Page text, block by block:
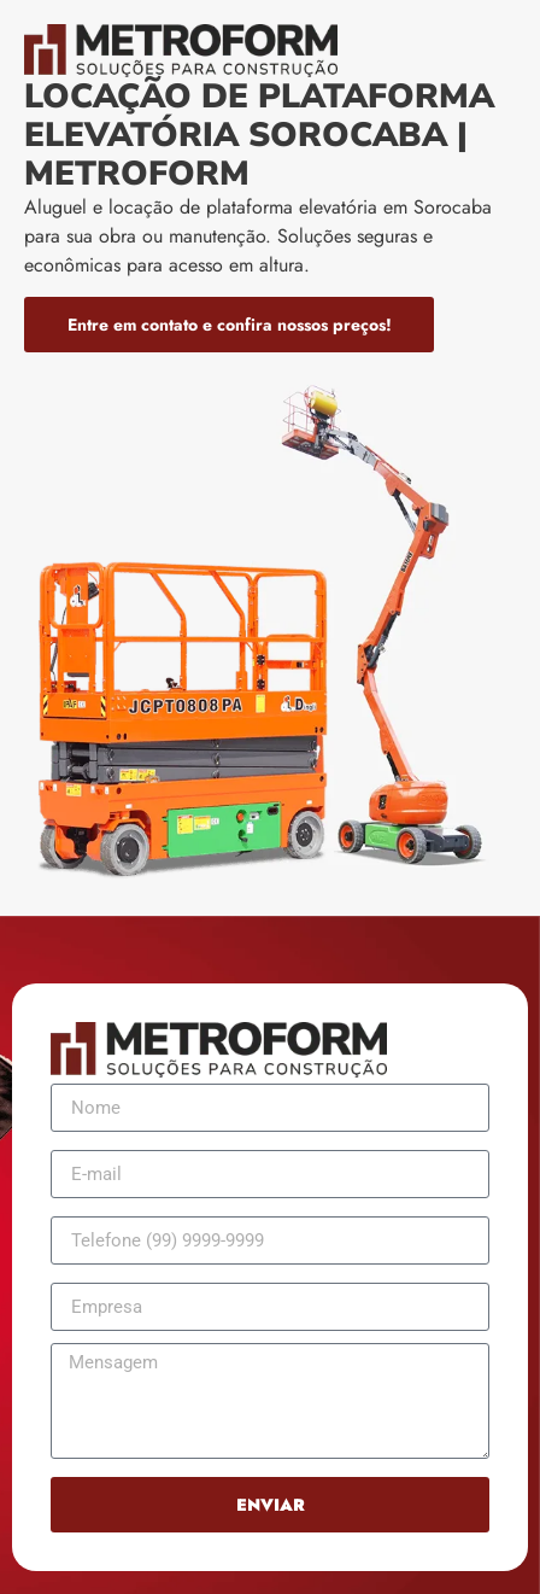
LOCAÇÃO DE PLATAFORMA
ELEVATÓRIA SOROCABA |
METROFORM
Aluguel e locação de plataforma elevatória em Sorocaba
para sua obra ou manutenção. Soluções seguras e
econômicas para acesso em altura.
Entre em contato e confira nossos preços!
ENVIAR